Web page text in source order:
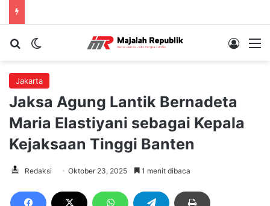
Cari berita...Switch skin Log In
Jakarta
Jaksa Agung Lantik Bernadeta
Maria Elastiyani sebagai Kepala
Kejaksaan Tinggi Banten
Redaksi Oktober 23, 2025 1 menit dibaca